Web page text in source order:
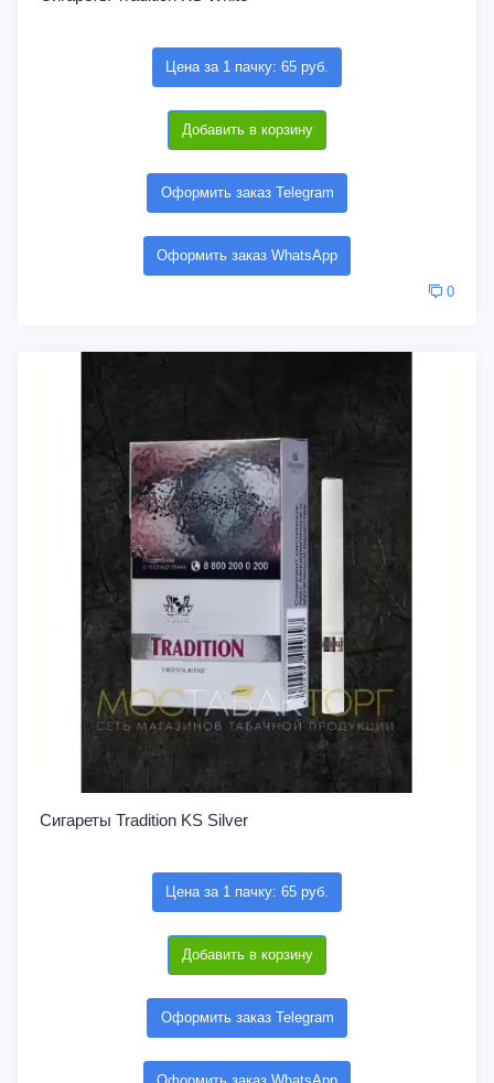
Цена за 1 пачку: 65 руб.
Добавить в корзину
Оформить заказ Telegram
Оформить заказ WhatsApp
0
Сигареты Tradition KS Silver
Цена за 1 пачку: 65 руб.
Добавить в корзину
Оформить заказ Telegram